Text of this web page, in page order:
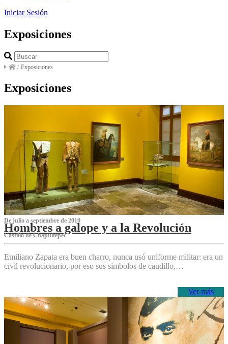
Iniciar Sesión
Exposiciones
/ Exposiciones
Exposiciones
De julio a septiembre de 2010
Hombres a galope y a la Revolución
Castillo de Chapultepec
Emiliano Zapata era buen charro, nunca usó uniforme militar: era un
civil revolucionario, por eso sus símbolos de caudillo,…
Ver más